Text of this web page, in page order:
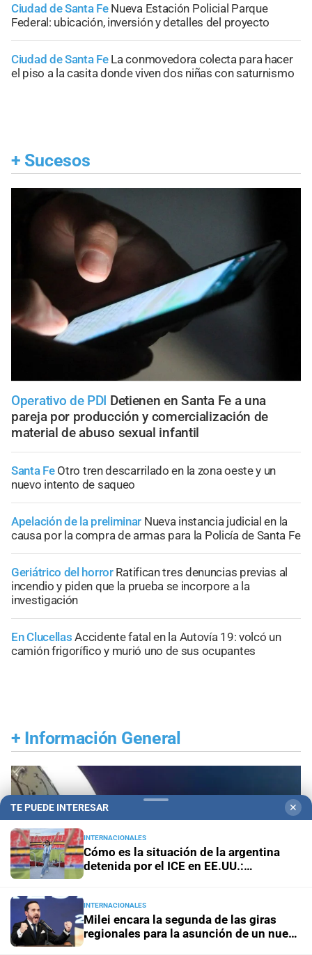
Ciudad de Santa Fe Nueva Estación Policial Parque
Federal: ubicación, inversión y detalles del proyecto
Ciudad de Santa Fe La conmovedora colecta para hacer
el piso a la casita donde viven dos niñas con saturnismo
+ Sucesos
Operativo de PDI Detienen en Santa Fe a una
pareja por producción y comercialización de
material de abuso sexual infantil
Santa Fe Otro tren descarrilado en la zona oeste y un
nuevo intento de saqueo
Apelación de la preliminar Nueva instancia judicial en la
causa por la compra de armas para la Policía de Santa Fe
Geriátrico del horror Ratifican tres denuncias previas al
incendio y piden que la prueba se incorpore a la
investigación
En Clucellas Accidente fatal en la Autovía 19: volcó un
camión frigorífico y murió uno de sus ocupantes
+ Información General
TE PUEDE INTERESAR ✕
INTERNACIONALES
Cómo es la situación de la argentina
detenida por el ICE en EE.UU.:
INTERNACIONALES
Milei encara la segunda de las giras
regionales para la asunción de un nuevo